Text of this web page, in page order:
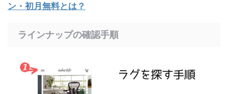
ン・初月無料とは？
ラインナップの確認手順